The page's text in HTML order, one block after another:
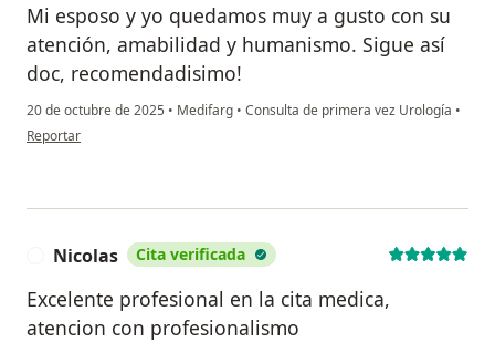
Mi esposo y yo quedamos muy a gusto con su
atención, amabilidad y humanismo. Sigue así
doc, recomendadisimo!
20 de octubre de 2025 • Medifarg • Consulta de primera vez Urología •
en opinión del usuario Dhariana G
Reportar
Nicolas Cita verificada
Excelente profesional en la cita medica,
atencion con profesionalismo